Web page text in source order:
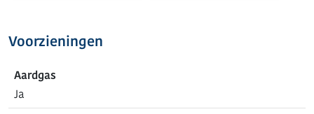
Voorzieningen
Aardgas
Ja